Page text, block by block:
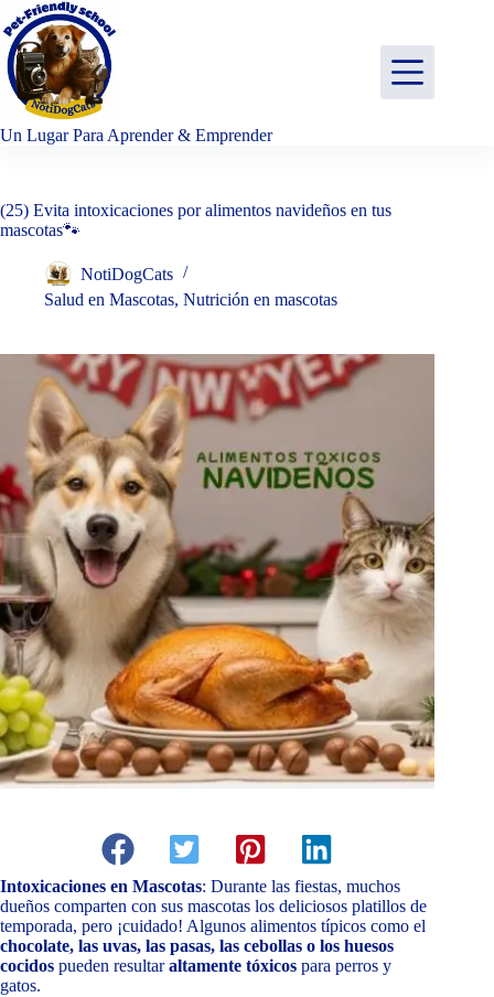
Saltar
al
contenido
Un Lugar Para Aprender & Emprender
(25) Evita intoxicaciones por alimentos navideños en tus
mascotas🐾
NotiDogCats
Salud en Mascotas, Nutrición en mascotas
Intoxicaciones en Mascotas: Durante las fiestas, muchos
dueños comparten con sus mascotas los deliciosos platillos de
temporada, pero ¡cuidado! Algunos alimentos típicos como el
chocolate, las uvas, las pasas, las cebollas o los huesos
cocidos pueden resultaraltamente tóxicos para perros y
gatos.